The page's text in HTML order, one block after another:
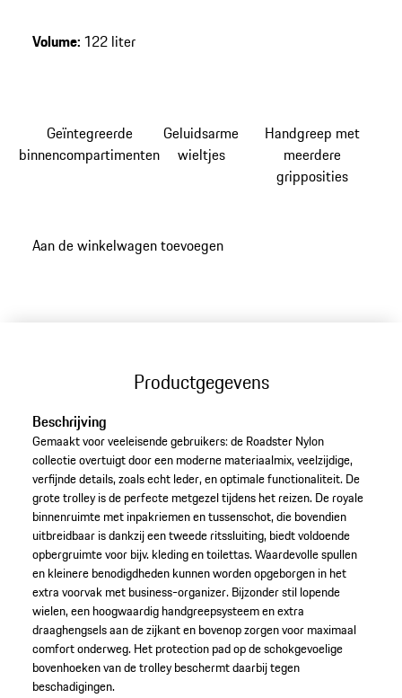
Volume: 122 liter
Geïntegreerde
binnencompartimenten
Geluidsarme
wieltjes
Handgreep met
meerdere
gripposities
Aan de winkelwagen toevoegen
Productgegevens
Beschrijving
Gemaakt voor veeleisende gebruikers: de Roadster Nylon
collectie overtuigt door een moderne materiaalmix, veelzijdige,
verfijnde details, zoals echt leder, en optimale functionaliteit. De
grote trolley is de perfecte metgezel tijdens het reizen. De royale
binnenruimte met inpakriemen en tussenschot, die bovendien
uitbreidbaar is dankzij een tweede ritssluiting, biedt voldoende
opbergruimte voor bijv. kleding en toilettas. Waardevolle spullen
en kleinere benodigdheden kunnen worden opgeborgen in het
extra voorvak met business-organizer. Bijzonder stil lopende
wielen, een hoogwaardig handgreepsysteem en extra
draaghengsels aan de zijkant en bovenop zorgen voor maximaal
comfort onderweg. Het protection pad op de schokgevoelige
bovenhoeken van de trolley beschermt daarbij tegen
beschadigingen.